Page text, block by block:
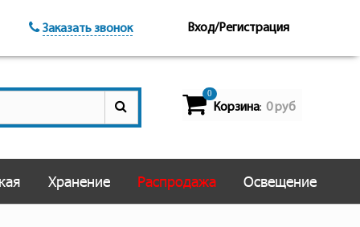
Заказать звонок Вход/Регистрация
0
Корзина: 0 руб
Хранение Распродажа Освещение